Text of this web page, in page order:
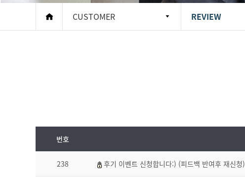
CUSTOMER REVIEW
번호
238 후기 이벤트 신청합니다:) (피드백 반여후 재신청)